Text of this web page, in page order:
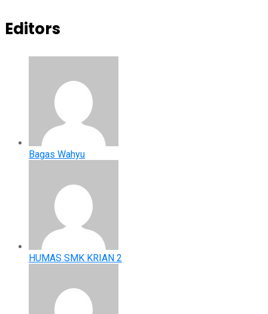
Editors
Bagas Wahyu
HUMAS SMK KRIAN 2